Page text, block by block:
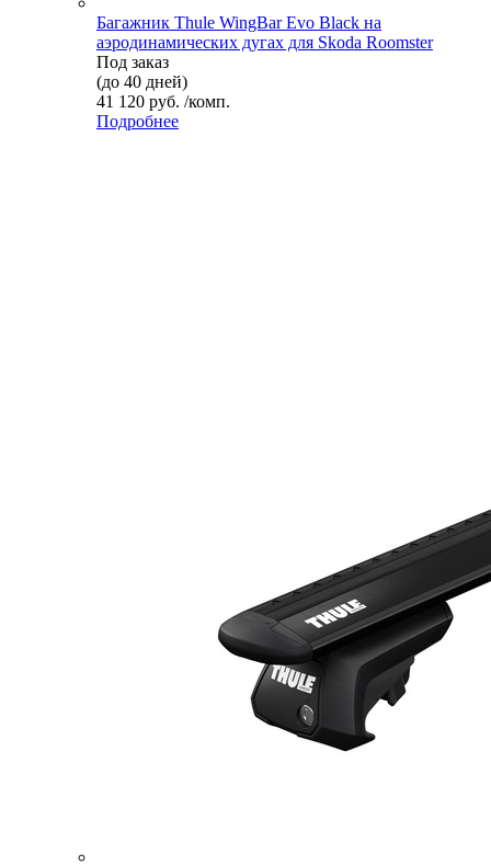
Багажник Thule WingBar Evo Black на
аэродинамических дугах для Skoda Roomster
Под заказ
(до 40 дней)
41 120 руб. /комп.
Подробнее